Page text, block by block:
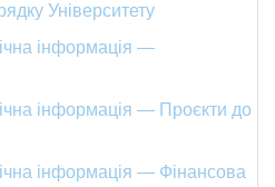
Університету
інформація —
інформація — Проєкти до
інформація — Фінансова